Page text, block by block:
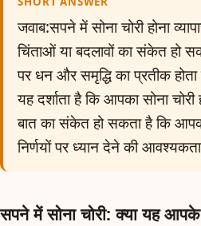
जवाब:सपने में सोना चोरी होना
चिंताओं या बदलावों का संकेत हो
पर धन और समृद्धि का प्रतीक
यह दर्शाता है कि आपका सोना
बात का संकेत हो सकता है कि
निर्णयों पर ध्यान देने की
सपने में सोना चोरी: क्या यह